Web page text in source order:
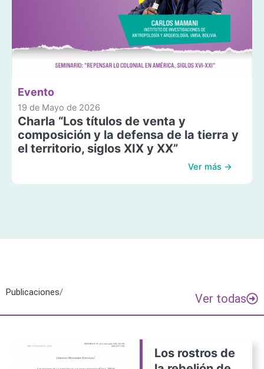
Evento
19 de Mayo de 2026
Charla “Los títulos de venta y
composición y la defensa de la tierra y
el territorio, siglos XIX y XX”
Ver más →
Publicaciones/ Ver todas
Los rostros de